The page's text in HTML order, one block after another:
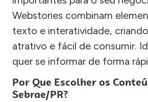
Webstories combinam
texto e interatividade,
atrativo e fácil de consumir.
quer se informar de forma
Por Que Escolher os
Sebrae/PR?